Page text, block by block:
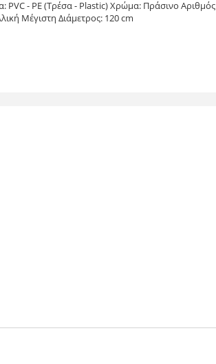
PVC - PE (Τρέσα - Plastic) Χρώμα: Πράσινο Αριθμός
Μέγιστη Διάμετρος: 120 cm